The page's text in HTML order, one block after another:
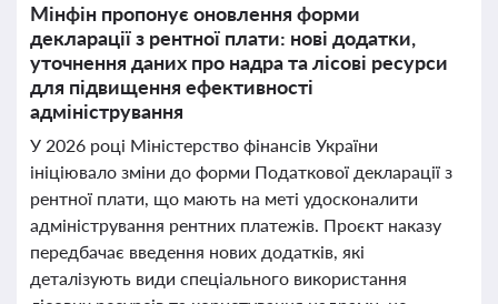
Мінфін пропонує оновлення форми
декларації з рентної плати: нові додатки,
уточнення даних про надра та лісові ресурси
для підвищення ефективності
адміністрування
У 2026 році Міністерство фінансів України
ініціювало зміни до форми Податкової декларації з
рентної плати, що мають на меті удосконалити
адміністрування рентних платежів. Проєкт наказу
передбачає введення нових додатків, які
деталізують види спеціального використання